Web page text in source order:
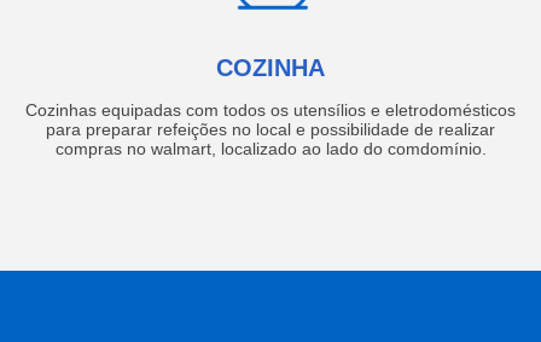
COZINHA
Cozinhas equipadas com todos os utensílios e eletrodomésticos
para preparar refeições no local e possibilidade de realizar
compras no walmart, localizado ao lado do comdomínio.